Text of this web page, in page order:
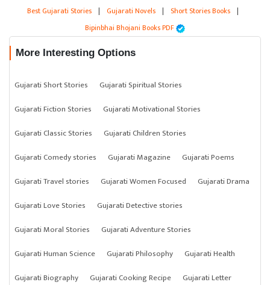
Best Gujarati Stories | Gujarati Novels | Short Stories Books |
Bipinbhai Bhojani Books PDF
More Interesting Options
Gujarati Short Stories
Gujarati Spiritual Stories
Gujarati Fiction Stories
Gujarati Motivational Stories
Gujarati Classic Stories
Gujarati Children Stories
Gujarati Comedy stories
Gujarati Magazine
Gujarati Poems
Gujarati Travel stories
Gujarati Women Focused
Gujarati Drama
Gujarati Love Stories
Gujarati Detective stories
Gujarati Moral Stories
Gujarati Adventure Stories
Gujarati Human Science
Gujarati Philosophy
Gujarati Health
Gujarati Biography
Gujarati Cooking Recipe
Gujarati Letter